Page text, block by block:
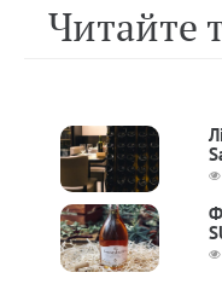
Читайте